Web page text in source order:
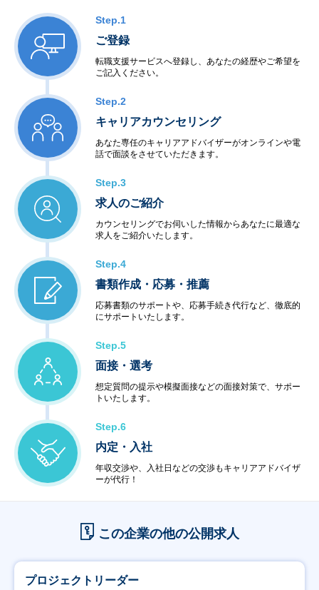
Step.1
ご登録
転職支援サービスへ登録し、あなたの経歴やご希望を
ご記入ください。
Step.2
キャリアカウンセリング
あなた専任のキャリアアドバイザーがオンラインや電
話で面談をさせていただきます。
Step.3
求人のご紹介
カウンセリングでお伺いした情報からあなたに最適な
求人をご紹介いたします。
Step.4
書類作成・応募・推薦
応募書類のサポートや、応募手続き代行など、徹底的
にサポートいたします。
Step.5
面接・選考
想定質問の提示や模擬面接などの面接対策で、サポー
トいたします。
Step.6
内定・入社
年収交渉や、入社日などの交渉もキャリアアドバイザ
ーが代行！
この企業の他の公開求人
プロジェクトリーダー